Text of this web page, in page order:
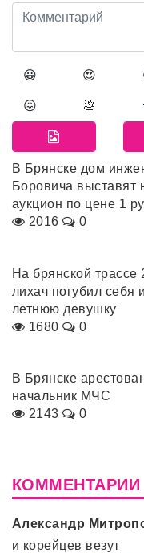
😀 😍
😖 💩
В Брянске дом
Боровича выставят
аукцион по цене 1
2016
0
На брянской трассе
лихач погубил себя
летнюю девушку
1680
0
В Брянске
начальник МЧС
2143
0
КОММЕНТАРИИ
Александр
и корейцев везут